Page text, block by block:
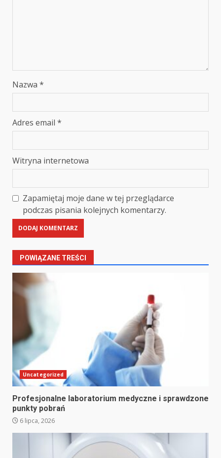
Nazwa *
Adres email *
Witryna internetowa
Zapamiętaj moje dane w tej przeglądarce
podczas pisania kolejnych komentarzy.
POWIĄZANE TREŚCI
Uncategorized
Profesjonalne laboratorium medyczne i sprawdzone
punkty pobrań
6 lipca, 2026